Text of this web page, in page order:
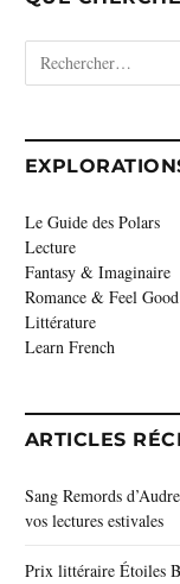
Le Guide des Polars
Lecture
Fantasy & Imaginaire
Romance & Feel Good
Littérature
Learn French
ARTICLES
Sang Remords
vos lectures estivales
Prix littéraire Étoiles